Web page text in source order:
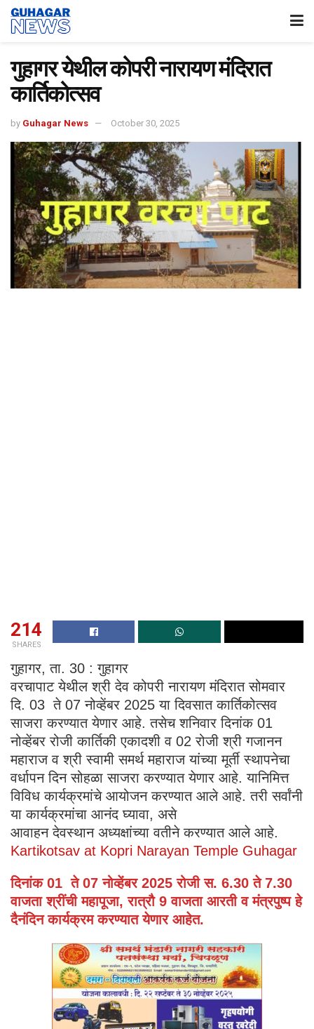
गुहागर येथील कोपरी नारायण मंदिरात
कार्तिकोत्सव
by Guhagar News October 30, 2025
214
SHARES
गुहागर, ता. 30 : गुहागर
वरचापाट येथील श्री देव कोपरी नारायण मंदिरात सोमवार
दि. 03 ते 07 नोव्हेंबर 2025 या दिवसात कार्तिकोत्सव
साजरा करण्यात येणार आहे. तसेच शनिवार दिनांक 01
नोव्हेंबर रोजी कार्तिकी एकादशी व 02 रोजी श्री गजानन
महाराज व श्री स्वामी समर्थ महाराज यांच्या मूर्ती स्थापनेचा
वर्धापन दिन सोहळा साजरा करण्यात येणार आहे. यानिमित्त
विविध कार्यक्रमांचे आयोजन करण्यात आले आहे. तरी सर्वांनी
या कार्यक्रमांचा आनंद घ्यावा, असे
आवाहन देवस्थान अध्यक्षांच्या वतीने करण्यात आले आहे.
Kartikotsav at Kopri Narayan Temple Guhagar
दिनांक 01 ते 07 नोव्हेंबर 2025 रोजी स. 6.30 ते 7.30
वाजता श्रींची महापूजा, रात्रौ 9 वाजता आरती व मंत्रपुष्प हे
दैनंदिन कार्यक्रम करण्यात येणार आहेत.